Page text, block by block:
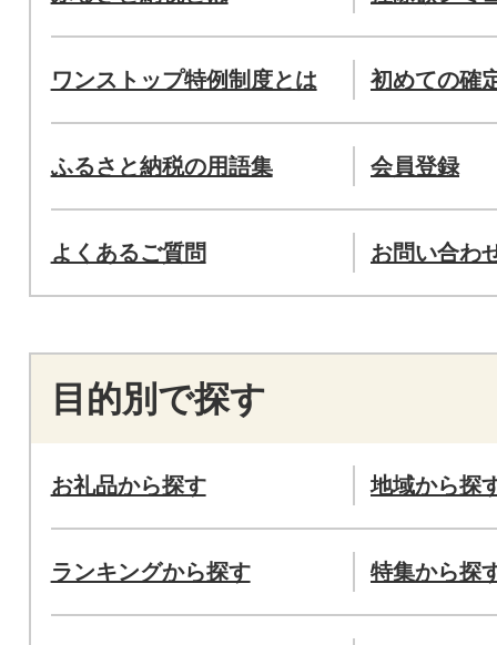
ワンストップ特例制度とは 初めての確
ふるさと納税の用語集 会員登録
よくあるご質問 お問い合わ
目的別で探す
お礼品から探す 地域から探
ランキングから探す 特集から探